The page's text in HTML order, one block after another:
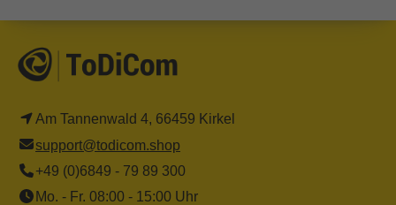
Am Tannenwald 4, 66459 Kirkel
support@todicom.shop
+49 (0)6849 - 79 89 300
Mo. - Fr. 08:00 - 15:00 Uhr